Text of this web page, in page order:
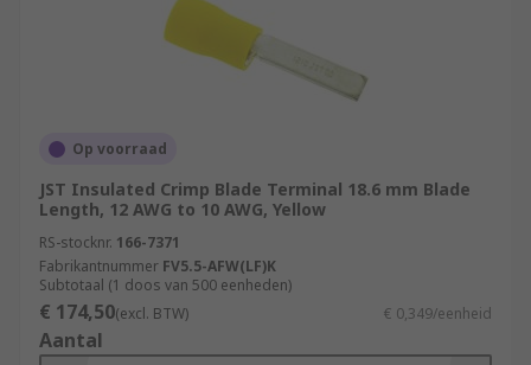
Op voorraad
JST Insulated Crimp Blade Terminal 18.6 mm Blade
Length, 12 AWG to 10 AWG, Yellow
RS-stocknr. 166-7371
Fabrikantnummer FV5.5-AFW(LF)K
Subtotaal (1 doos van 500 eenheden)
€ 174,50(excl. BTW) € 0,349/eenheid
Aantal